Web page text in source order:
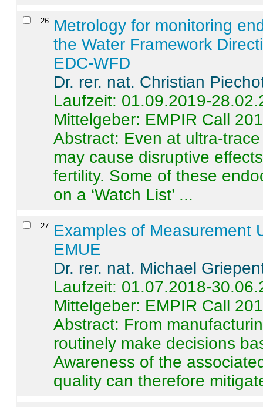
26. Metrology for monitoring
the Water Framework
EDC-WFD
Dr. rer. nat. Christian
Laufzeit: 01.09.2019-
Mittelgeber: EMPIR Call
Abstract: Even at ultra-
may cause disruptive
fertility. Some of these
on a ‘Watch List’ ...
27. Examples of Measurement
EMUE
Dr. rer. nat. Michael
Laufzeit: 01.07.2018-
Mittelgeber: EMPIR Call
Abstract: From
routinely make decisions
Awareness of the
quality can therefore